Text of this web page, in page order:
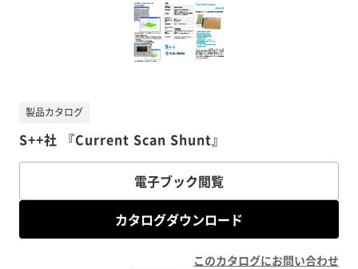
S++社 『Current Scan Shunt』
製品カタログ
電子ブック閲覧
カタログダウンロード
このカタログにお問い合わせ